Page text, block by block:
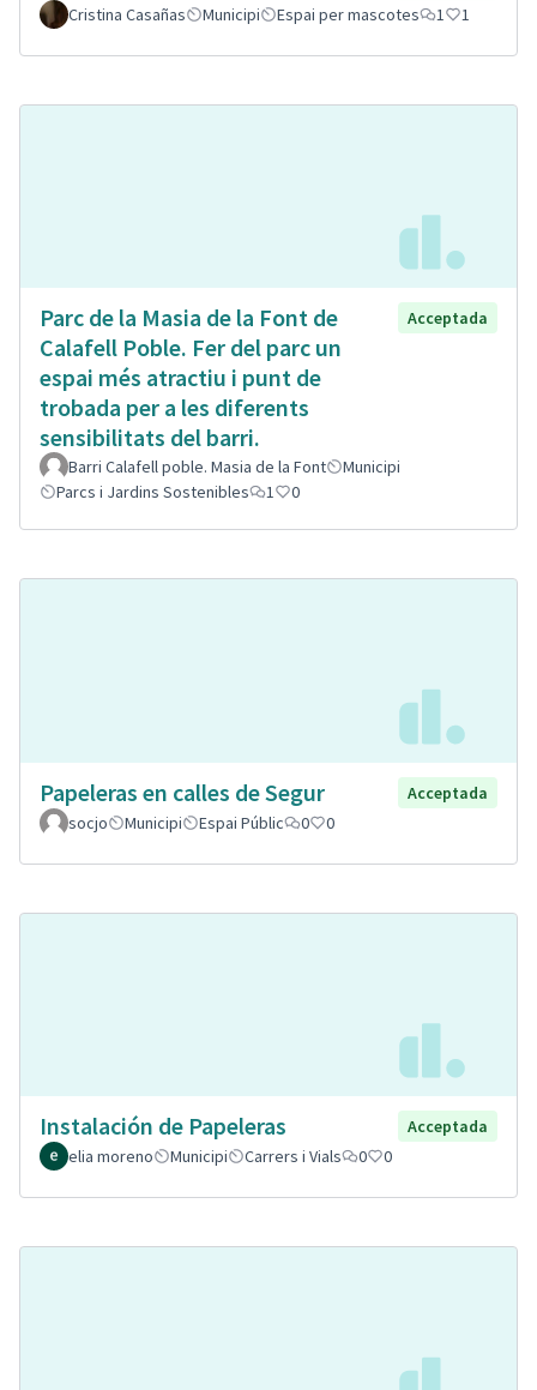
Cristina Casañas
Municipi Espai per mascotes 1 1
Parc de la Masia de la Font de
Calafell Poble. Fer del parc un
espai més atractiu i punt de
trobada per a les diferents
sensibilitats del barri.
Acceptada
Barri Calafell poble. Masia de la Font
Municipi
Parcs i Jardins Sostenibles
1 0
Papeleras en calles de Segur
Acceptada
socjo
Municipi Espai Públic 0 0
Instalación de Papeleras
Acceptada
elia moreno
Municipi Carrers i Vials 0 0